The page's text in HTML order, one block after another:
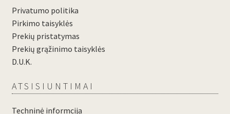
Privatumo politika
Pirkimo taisyklės
Prekių pristatymas
Prekių grąžinimo taisyklės
D.U.K.
ATSISIUNTIMAI
Techninė informcija